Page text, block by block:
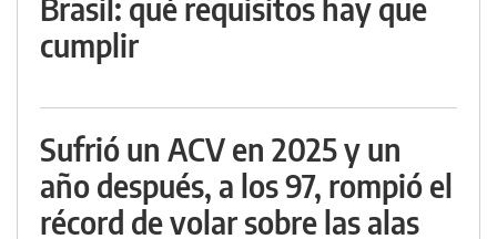
Brasil: qué requisitos hay que
cumplir
Sufrió un ACV en 2025 y un
año después, a los 97, rompió el
récord de volar sobre las alas